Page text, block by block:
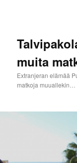
muita
Extranjeran elämää
matkoja muuallekin…